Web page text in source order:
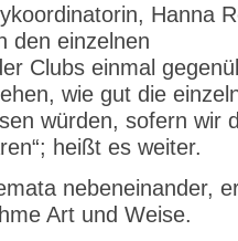
Hanna
den einzelnen
Clubs einmal
wie gut die
würden, sofern wir
heißt es weiter.
nebeneinander,
Art und Weise.